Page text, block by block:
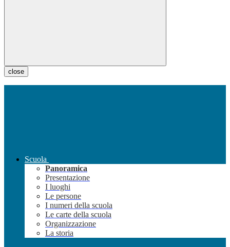
close
Scuola
Panoramica
Presentazione
I luoghi
Le persone
I numeri della scuola
Le carte della scuola
Organizzazione
La storia